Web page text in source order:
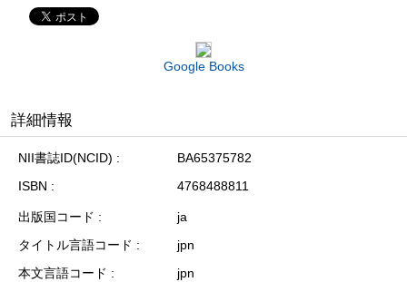
Google Books
詳細情報
NII書誌ID(NCID)
BA65375782
ISBN
4768488811
出版国コード
ja
タイトル言語コード
jpn
本文言語コード
jpn